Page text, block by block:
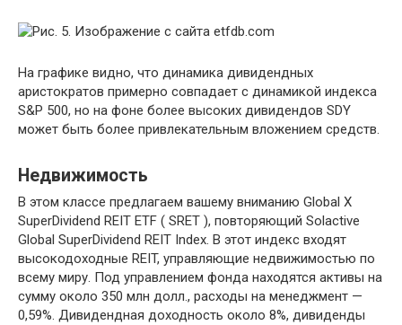
На графике видно, что динамика дивидендных
аристократов примерно совпадает с динамикой индекса
S&P 500, но на фоне более высоких дивидендов SDY
может быть более привлекательным вложением средств.
Недвижимость
В этом классе предлагаем вашему вниманию Global X
SuperDividend REIT ETF ( SRET ), повторяющий Solactive
Global SuperDividend REIT Index. В этот индекс входят
высокодоходные REIT, управляющие недвижимостью по
всему миру. Под управлением фонда находятся активы на
сумму около 350 млн долл., расходы на менеджмент —
0,59%. Дивидендная доходность около 8%, дивиденды